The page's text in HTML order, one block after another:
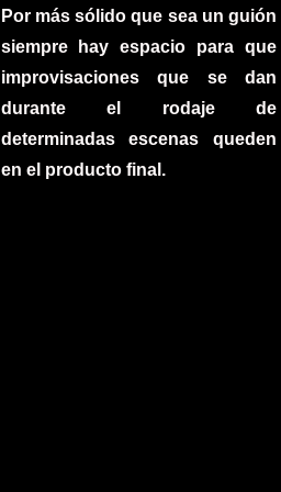
Por más sólido que sea un guión
siempre hay espacio para que
improvisaciones que se dan
durante el rodaje de
determinadas escenas queden
en el producto final.